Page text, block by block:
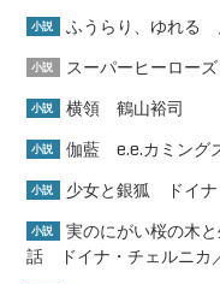
小説 ふうらり、ゆれる
小説 スーパーヒーロー
小説 横領 鶴山裕司
小説 伽藍 e.e.カミング
小説 少女と銀狐 ドイナ
小説
実のにがい桜の木
話 ドイナ・チェルニカ